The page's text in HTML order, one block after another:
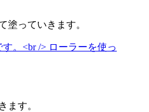
塗っていきます。
ます。